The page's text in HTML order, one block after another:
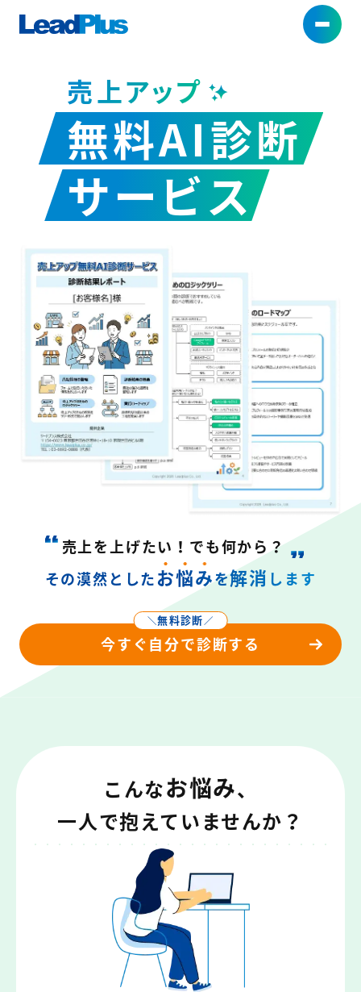
AI診断とは
3つのメリット
他社サービスとの違い
ご利用の流れ
よくある質問
売上アップ
無料AI診断
サービス
売上を上げたい！でも何から？
その漠然としたお悩みを解消 します
＼無料診断／
今すぐ自分で診断する
こんなお悩み、
一人で抱えていませんか？